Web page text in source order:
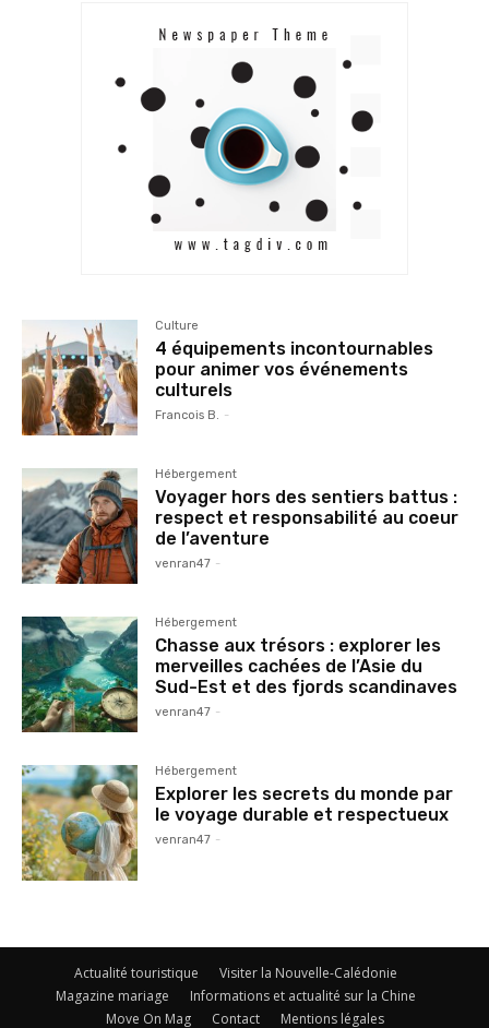
Culture
4 équipements incontournables
pour animer vos événements
culturels
Francois B. -
Hébergement
Voyager hors des sentiers battus :
respect et responsabilité au coeur
de l’aventure
venran47 -
Hébergement
Chasse aux trésors : explorer les
merveilles cachées de l’Asie du
Sud-Est et des fjords scandinaves
venran47 -
Hébergement
Explorer les secrets du monde par
le voyage durable et respectueux
venran47 -
Actualité touristique
Visiter la Nouvelle-Calédonie
Magazine mariage
Informations et actualité sur la Chine
Move On Mag
Contact Mentions légales